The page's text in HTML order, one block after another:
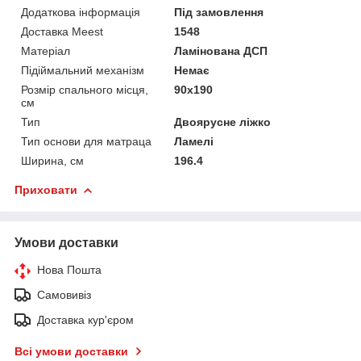
Додаткова інформація
Під замовлення
Доставка Meest
1548
Матеріал
Ламінована ДСП
Підіймальний механізм
Немає
Розмір спального місця,
см
90х190
Тип
Двоярусне ліжко
Тип основи для матраца
Ламелі
Ширина, см
196.4
Приховати
Умови доставки
Нова Пошта
Самовивіз
Доставка кур'єром
Всі умови доставки